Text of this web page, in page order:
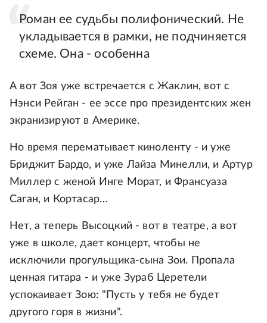
Роман ее судьбы полифонический. Не
укладывается в рамки, не подчиняется
схеме. Она - особенна
А вот Зоя уже встречается с Жаклин, вот с
Нэнси Рейган - ее эссе про президентских жен
экранизируют в Америке.
Но время перематывает киноленту - и уже
Бриджит Бардо, и уже Лайза Минелли, и Артур
Миллер с женой Инге Морат, и Франсуаза
Саган, и Кортасар…
Нет, а теперь Высоцкий - вот в театре, а вот
уже в школе, дает концерт, чтобы не
исключили прогульщика-сына Зои. Пропала
ценная гитара - и уже Зураб Церетели
успокаивает Зою: "Пусть у тебя не будет
другого горя в жизни".